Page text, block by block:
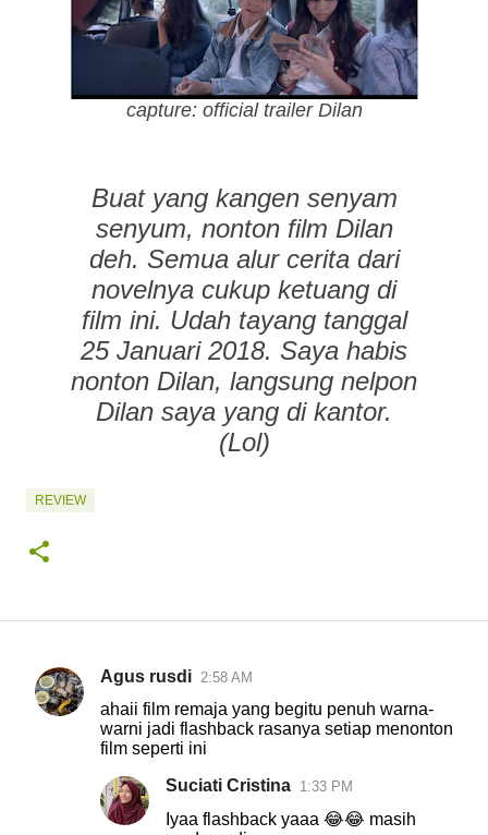
capture: official trailer Dilan
Buat yang kangen senyam
senyum, nonton film Dilan
deh. Semua alur cerita dari
novelnya cukup ketuang di
film ini. Udah tayang tanggal
25 Januari 2018. Saya habis
nonton Dilan, langsung nelpon
Dilan saya yang di kantor.
(Lol)
REVIEW
K
Agus rusdi 2:58 AM
ahaii film remaja yang begitu penuh warna-
warni jadi flashback rasanya setiap menonton
film seperti ini
Suciati Cristina 1:33 PM
Iyaa flashback yaaa 😂😂 masih